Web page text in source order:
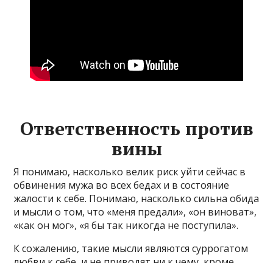
Ответственность против
вины
Я понимаю, насколько велик риск уйти сейчас в
обвинения мужа во всех бедах и в состояние
жалости к себе. Понимаю, насколько сильна обида
и мысли о том, что «меня предали», «он виноват»,
«как он мог», «я бы так никогда не поступила».
К сожалению, такие мысли являются суррогатом